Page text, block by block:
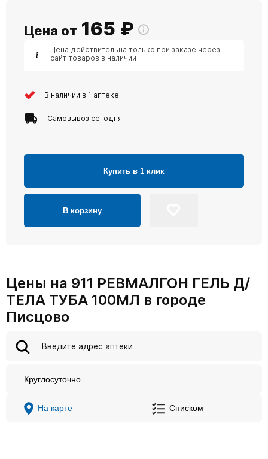
Цена от 165 ₽
Цена действительна только при заказе через
сайт товаров в наличии
В наличии в 1 аптеке
Самовывоз сегодня
Купить в 1 клик
В корзину
Цены на 911 РЕВМАЛГОН ГЕЛЬ Д/
ТЕЛА ТУБА 100МЛ в городе
Писцово
Круглосуточно
На карте Списком